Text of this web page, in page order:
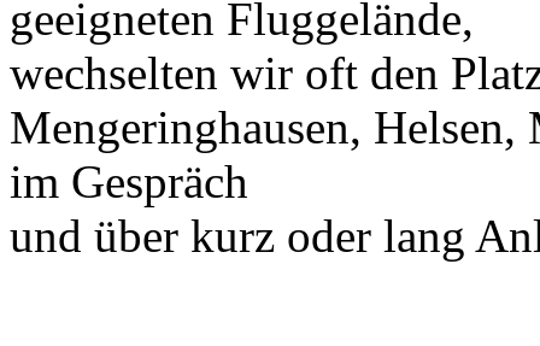
geeigneten Fluggelände,
wechselten wir oft den
Mengeringhausen, Helsen,
im Gespräch
und über kurz oder lang